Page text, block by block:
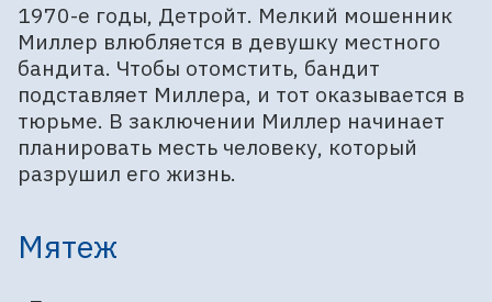
1970-е годы, Детройт. Мелкий мошенник
Миллер влюбляется в девушку местного
бандита. Чтобы отомстить, бандит
подставляет Миллера, и тот оказывается в
тюрьме. В заключении Миллер начинает
планировать месть человеку, который
разрушил его жизнь.
Мятеж